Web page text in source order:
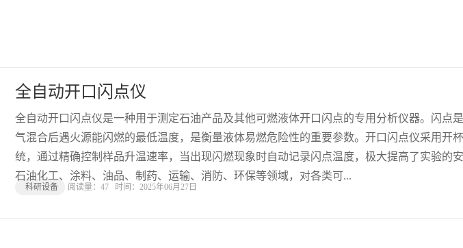
全自动开口闪点仪
全自动开口闪点仪是一种用于测定石油产品及其他可燃液体开口闪点的专用分析仪器。闪点
气混合后遇火源能闪燃的最低温度，是衡量液体易燃危险性的重要参数。开口闪点仪采用开
统，通过精确控制样品升温速率，当出现闪燃现象时自动记录闪点温度，极大提高了实验的
石油化工、涂料、油品、制药、运输、消防、环保等领域，对各类可...
科研设备 阅读量： 47时间：2025年06月27日